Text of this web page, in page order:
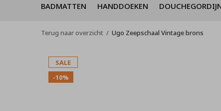
BADMATTEN HANDDOEKEN
Terug naar overzicht Ugo Zeepschaal Vintage brons
SALE
-10%